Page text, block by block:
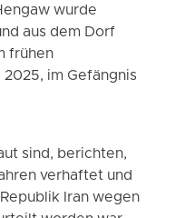
wurde
aus dem Dorf
frühen
im Gefängnis
sind, berichten,
verhaftet und
Iran wegen